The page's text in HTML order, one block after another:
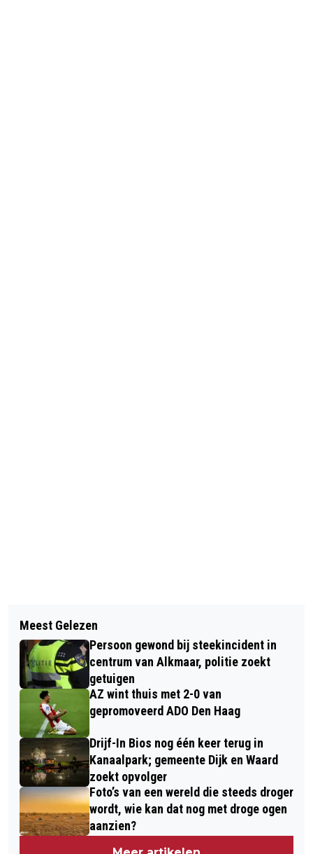
7E EDITIE ICONISCHE
KITESURFTOCHT HOEK TOT HELDER
WEGENS TE WEINIG WIND
UITGESTELD TOT VOORJAAR 2025
NOORD-HOLLAND TIJDENS
HERFSTVAKANTIE PARADIJS VOOR
LIEFHEBBERS VAN PADDENSTOELEN
Meest Gelezen
Persoon gewond bij steekincident in
centrum van Alkmaar, politie zoekt
getuigen
AZ wint thuis met 2-0 van
gepromoveerd ADO Den Haag
Drijf-In Bios nog één keer terug in
Kanaalpark; gemeente Dijk en Waard
zoekt opvolger
Foto’s van een wereld die steeds droger
wordt, wie kan dat nog met droge ogen
aanzien?